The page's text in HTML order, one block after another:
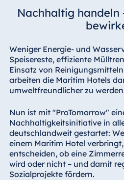
Hotel Darmstadt
Hotel Dresden
Hotel Frankfurt
Hotel am
Schlossgarten
Fulda
Hannover
Hotel Ingolstadt
Hotel Bellevue
Kiel
Hotel Köln
Nachhaltig handeln
Weniger Energie- und
Speisereste, effiziente
Einsatz von
arbeiten die Maritim Hotels
umweltfreundlicher zu
Nun ist mit "ProTomorrow"
Nachhaltigkeitsinitiative in
deutschlandweit gestartet:
einem Maritim Hotel
entscheiden, ob eine
wird oder nicht – und damit
Sozialprojekte fördern.